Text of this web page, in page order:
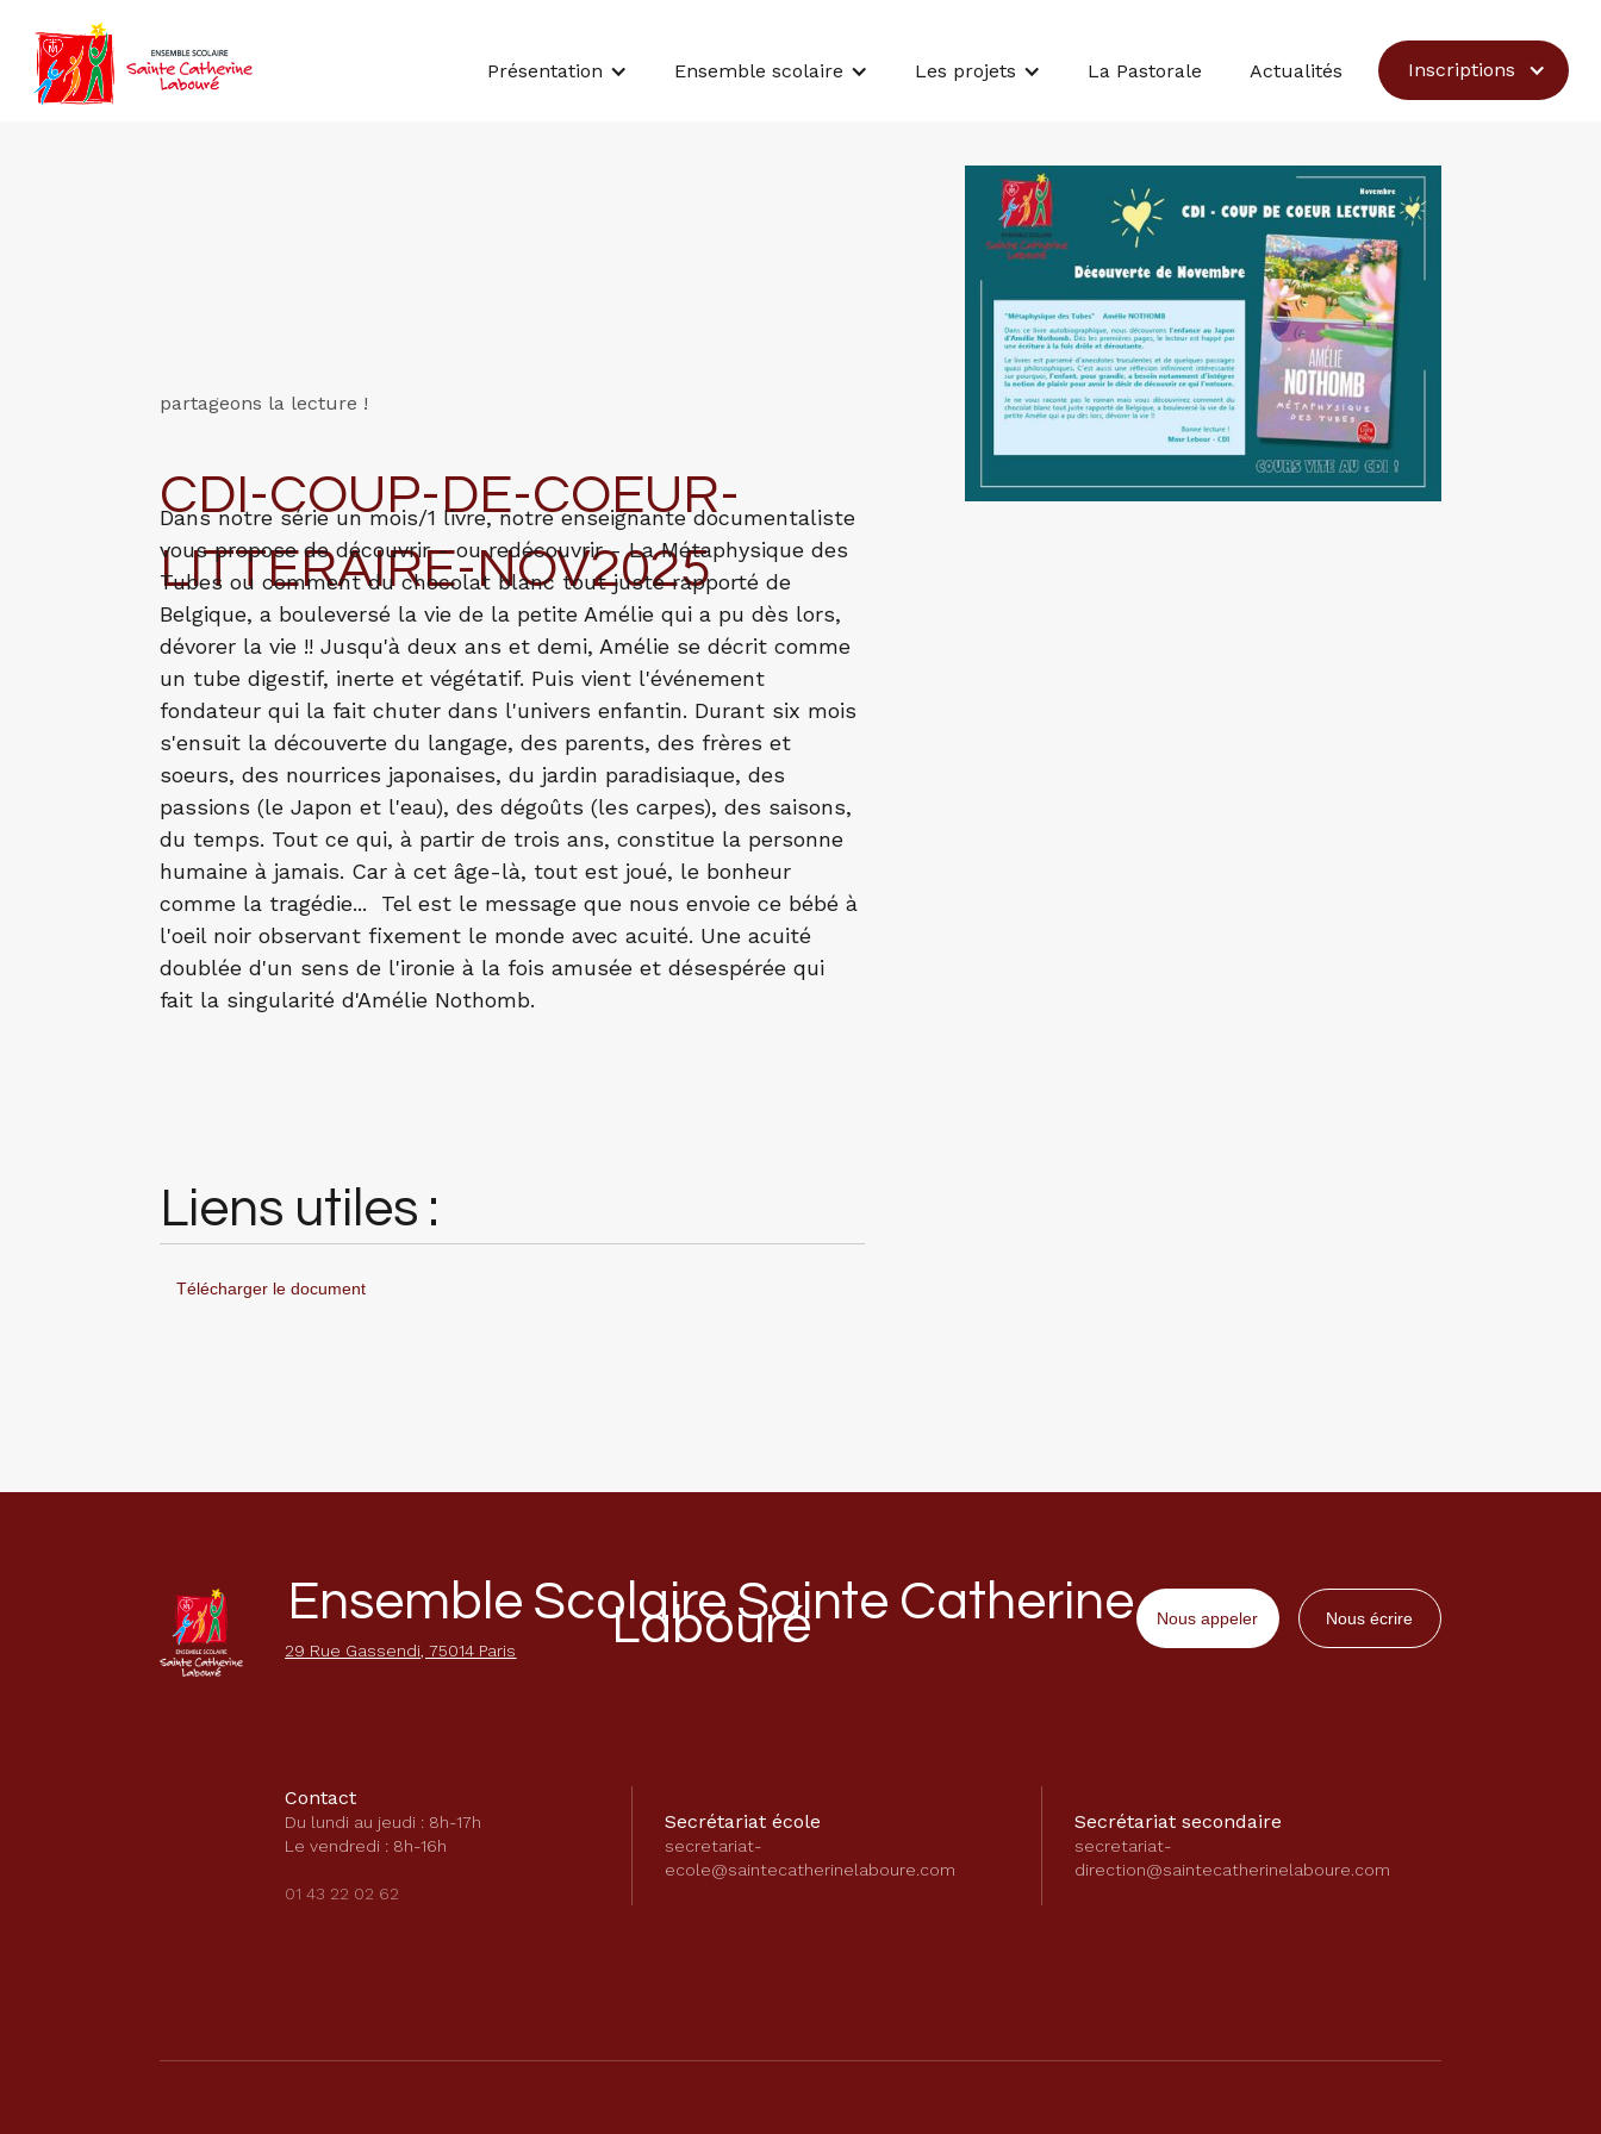
Présentation Ensemble scolaire Les projets La Pastorale Actualités Inscriptions
partageons la lecture !
CDI-COUP-DE-COEUR-
LITTERAIRE-NOV2025
Dans notre série un mois/1 livre, notre enseignante documentaliste
vous propose de découvrir - ou redécouvrir - La Métaphysique des
Tubes ou comment du chocolat blanc tout juste rapporté de
Belgique, a bouleversé la vie de la petite Amélie qui a pu dès lors,
dévorer la vie !! Jusqu'à deux ans et demi, Amélie se décrit comme
un tube digestif, inerte et végétatif. Puis vient l'événement
fondateur qui la fait chuter dans l'univers enfantin. Durant six mois
s'ensuit la découverte du langage, des parents, des frères et
soeurs, des nourrices japonaises, du jardin paradisiaque, des
passions (le Japon et l'eau), des dégoûts (les carpes), des saisons,
du temps. Tout ce qui, à partir de trois ans, constitue la personne
humaine à jamais. Car à cet âge-là, tout est joué, le bonheur
comme la tragédie... Tel est le message que nous envoie ce bébé à
l'oeil noir observant fixement le monde avec acuité. Une acuité
doublée d'un sens de l'ironie à la fois amusée et désespérée qui
fait la singularité d'Amélie Nothomb.
Liens utiles :
Télécharger le document
Ensemble Scolaire Sainte Catherine
Labouré
29 Rue Gassendi, 75014 Paris
Nous appeler Nous écrire
Contact
Du lundi au jeudi : 8h-17h
Le vendredi : 8h-16h
01 43 22 02 62
Secrétariat école
secretariat-
ecole@saintecatherinelaboure.com
Secrétariat secondaire
secretariat-
direction@saintecatherinelaboure.com